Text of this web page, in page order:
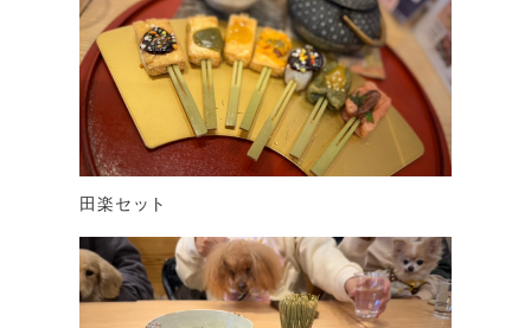
田楽セット